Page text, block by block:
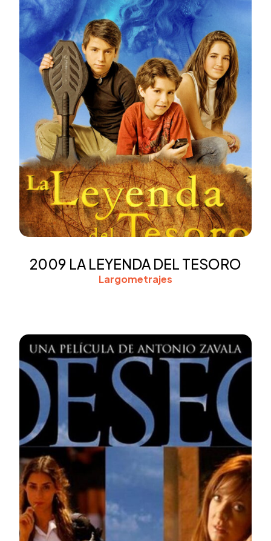
2009 LA LEYENDA DEL TESORO
Largometrajes